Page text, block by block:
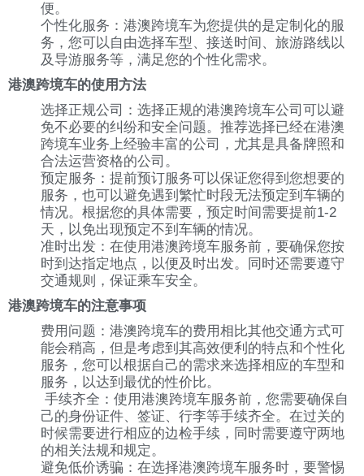
便。
个性化服务：港澳跨境车为您提供的是定制化的服
务，您可以自由选择车型、接送时间、旅游路线以
及导游服务等，满足您的个性化需求。
港澳跨境车的使用方法
选择正规公司：选择正规的港澳跨境车公司可以避
免不必要的纠纷和安全问题。推荐选择已经在港澳
跨境车业务上经验丰富的公司，尤其是具备牌照和
合法运营资格的公司。
预定服务：提前预订服务可以保证您得到您想要的
服务，也可以避免遇到繁忙时段无法预定到车辆的
情况。根据您的具体需要，预定时间需要提前1-2
天，以免出现预定不到车辆的情况。
准时出发：在使用港澳跨境车服务前，要确保您按
时到达指定地点，以便及时出发。同时还需要遵守
交通规则，保证乘车安全。
港澳跨境车的注意事项
费用问题：港澳跨境车的费用相比其他交通方式可
能会稍高，但是考虑到其高效便利的特点和个性化
服务，您可以根据自己的需求来选择相应的车型和
服务，以达到最优的性价比。
手续齐全：使用港澳跨境车服务前，您需要确保自
己的身份证件、签证、行李等手续齐全。在过关的
时候需要进行相应的边检手续，同时需要遵守两地
的相关法规和规定。
避免低价诱骗：在选择港澳跨境车服务时，要警惕